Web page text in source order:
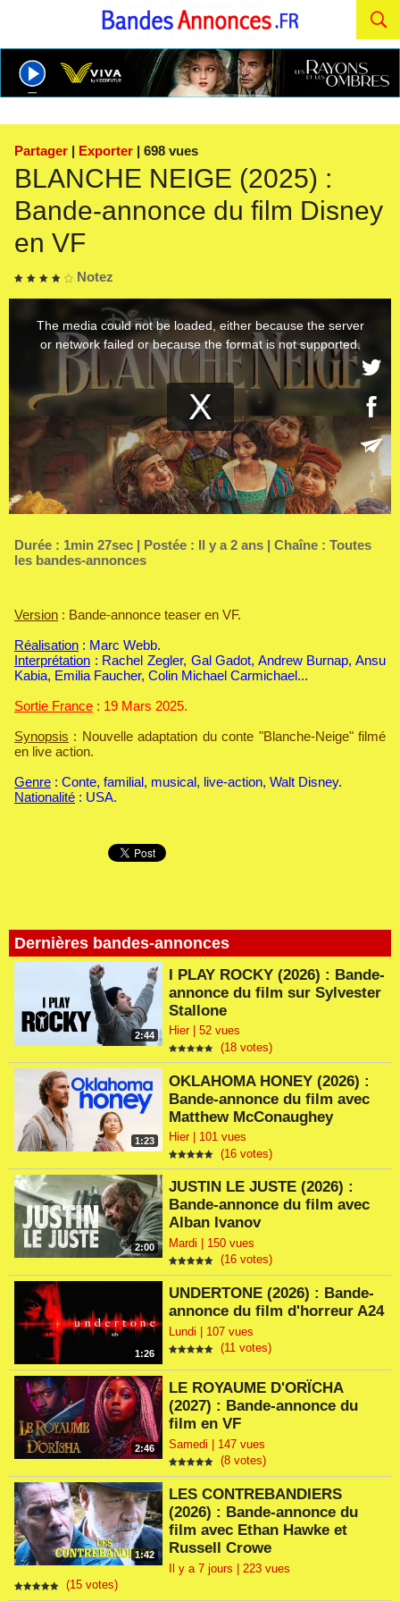
Partager | Exporter | 698 vues
BLANCHE NEIGE (2025) :
Bande-annonce du film Disney
en VF
Notez
Dernières bandes-annonces
2:44
I PLAY ROCKY (2026) : Bande-
annonce du film sur Sylvester
Stallone
Hier | 52 vues
(18 votes)
1:23
OKLAHOMA HONEY (2026) :
Bande-annonce du film avec
Matthew McConaughey
Hier | 101 vues
(16 votes)
2:00
JUSTIN LE JUSTE (2026) :
Bande-annonce du film avec
Alban Ivanov
Mardi | 150 vues
(16 votes)
1:26
UNDERTONE (2026) : Bande-
annonce du film d'horreur A24
Lundi | 107 vues
(11 votes)
2:46
LE ROYAUME D'ORÏCHA
(2027) : Bande-annonce du
film en VF
Samedi | 147 vues
(8 votes)
1:42
LES CONTREBANDIERS
(2026) : Bande-annonce du
film avec Ethan Hawke et
Russell Crowe
Il y a 7 jours | 223 vues
(15 votes)
Durée : 1min 27sec | Postée : Il y a 2 ans | Chaîne : Toutes
les bandes-annonces
Version : Bande-annonce teaser en VF.
Réalisation : Marc Webb.
Interprétation : Rachel Zegler, Gal Gadot, Andrew Burnap, Ansu
Kabia, Emilia Faucher, Colin Michael Carmichael...
Sortie France : 19 Mars 2025.
Synopsis : Nouvelle adaptation du conte "Blanche-Neige" filmé
en live action.
Genre : Conte, familial, musical, live-action, Walt Disney.
Nationalité : USA.